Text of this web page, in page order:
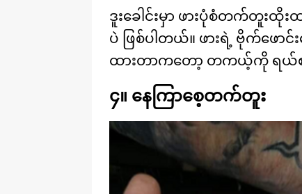
ဒူးခေါင်းမှာ ဖားပုံစံတက်တူး
ပဲ ဖြစ်ပါတယ်။ ဖားရဲ့ ဗိုက်ဖောင်
ထားတာကတော့ တကယ့်ကို ရယ်စရာက
၄။ နေကြာစေ့တက်တူး